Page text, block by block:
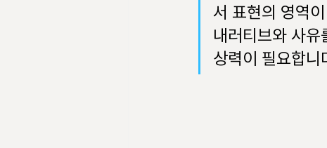
서 표현의 영역
내러티브와 사
상력이 필요합니